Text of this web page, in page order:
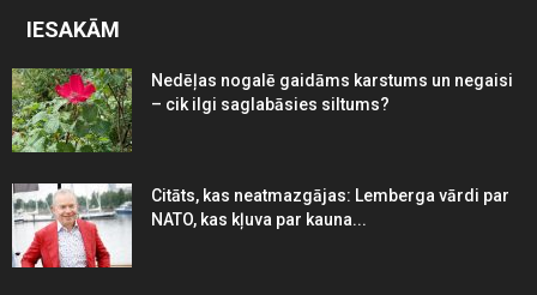
IESAKĀM
Nedēļas nogalē gaidāms karstums un negaisi
– cik ilgi saglabāsies siltums?
Citāts, kas neatmazgājas: Lemberga vārdi par
NATO, kas kļuva par kauna...